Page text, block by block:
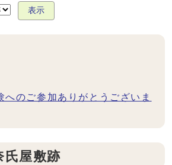
表示
へのご参加ありがとうございま
氏屋敷跡